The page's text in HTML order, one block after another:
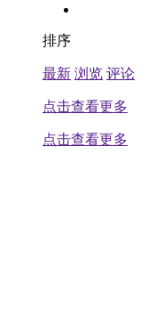
排序
最新 浏览 评论
点击查看更多
点击查看更多